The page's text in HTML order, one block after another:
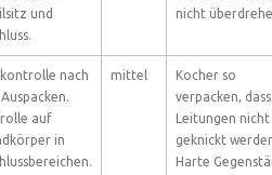
und
nicht
nach
auf
in
mittel
Kocher so
verpacken, dass
Leitungen nicht
geknickt
Harte